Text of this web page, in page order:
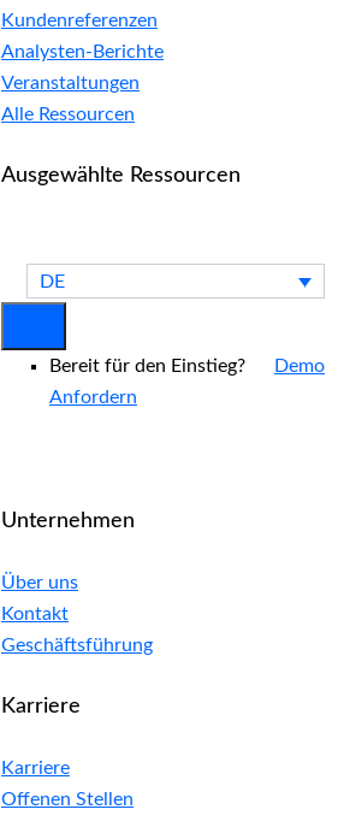
Kundenreferenzen
Analysten-Berichte
Veranstaltungen
Alle Ressourcen
Ausgewählte Ressourcen
DE
Bereit für den Einstieg?
Demo
Anfordern
Unternehmen
Über uns
Kontakt
Geschäftsführung
Karriere
Karriere
Offenen Stellen